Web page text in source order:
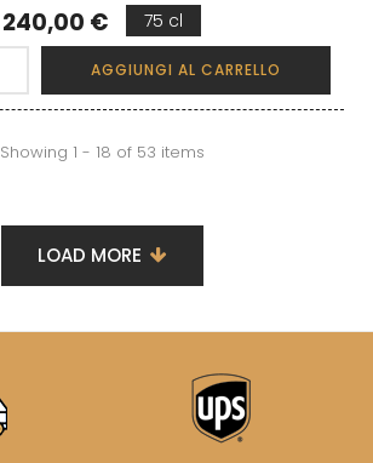
Prezzo
240,00 € 75 cl
AGGIUNGI AL CARRELLO
Showing 1 - 18 of 53 items
LOAD MORE